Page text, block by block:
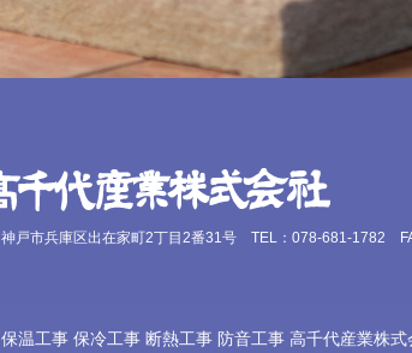
戸市兵庫区出在家町2丁目2番31号 TEL：078-681-1782
温工事 保冷工事 断熱工事 防音工事 高千代産業株式